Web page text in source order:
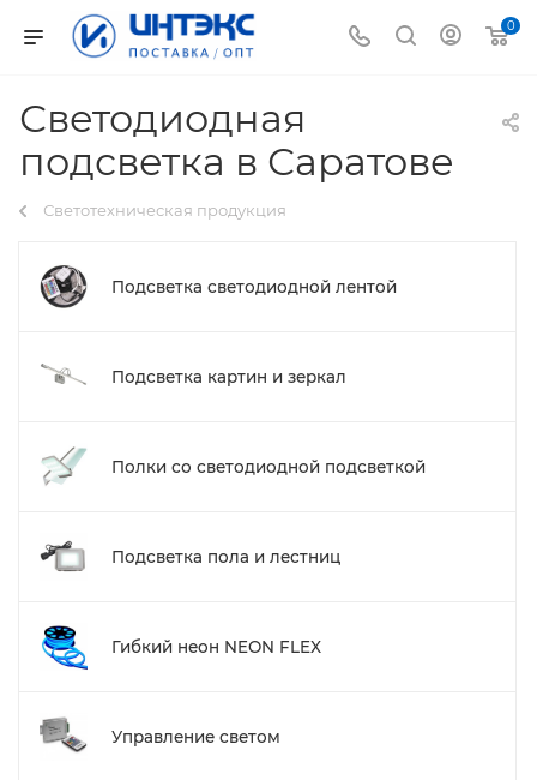
0
Светодиодная
подсветка в Саратове
Светотехническая продукция
Подсветка светодиодной лентой
Подсветка картин и зеркал
Полки со светодиодной подсветкой
Подсветка пола и лестниц
Гибкий неон NEON FLEX
Управление светом